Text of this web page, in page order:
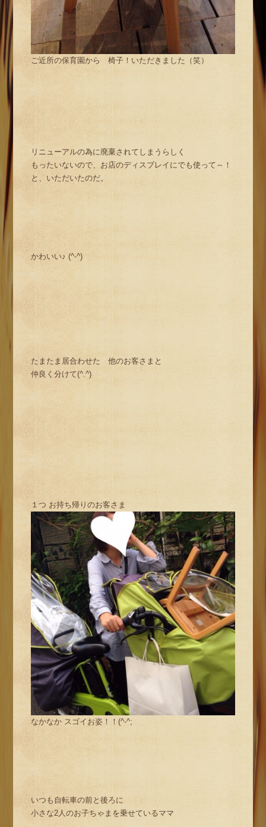
ご近所の保育園から 椅子！いただきました（笑）
リニューアルの為に廃棄されてしまうらしく
もったいないので、お店のディスプレイにでも使って～！
と、いただいたのだ。
かわいい♪ (^-^)
たまたま居合わせた 他のお客さまと
仲良く分けて(^.^)
１つ お持ち帰りのお客さま
なかなか スゴイお姿！！(^-^;
いつも自転車の前と後ろに
小さな2人のお子ちゃまを乗せているママ